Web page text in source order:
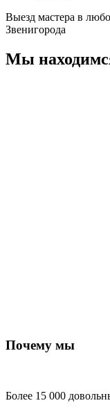
Выезд мастера в
Звенигорода
Мы
Почему мы
Более 15 000